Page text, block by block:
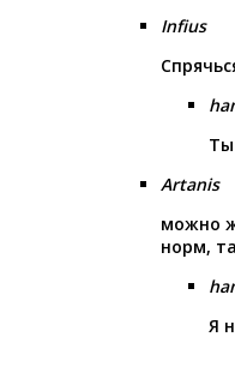
Infius
Ты
Artanis
можно
норм,
Я